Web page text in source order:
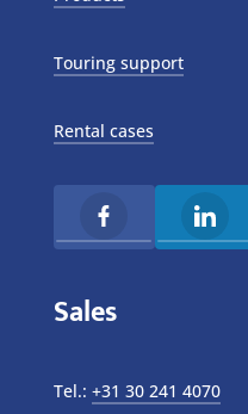
Touring support
Rental cases
Sales
Tel.: +31 30 241 4070